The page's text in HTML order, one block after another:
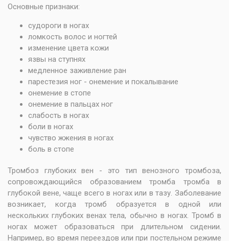
Основные признаки:
судороги в ногах
ломкость волос и ногтей
изменение цвета кожи
язвы на ступнях
медленное заживление ран
парестезия ног - онемение и покалывание
онемение в стопе
онемение в пальцах ног
слабость в ногах
боли в ногах
чувство жжения в ногах
боль в стопе
Тромбоз глубоких вен - это тип венозного тромбоза,
сопровождающийся образованием тромба тромба в
глубокой вене, чаще всего в ногах или в тазу. Заболевание
возникает, когда тромб образуется в одной или
нескольких глубоких венах тела, обычно в ногах. Тромб в
ногах может образоваться при длительном сидении.
Например, во время переездов или при постельном режиме